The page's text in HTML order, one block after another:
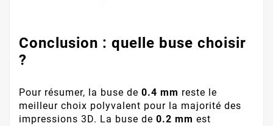
Conclusion : quelle buse choisir
?
Pour résumer, la buse de 0.4 mm reste le
meilleur choix polyvalent pour la majorité des
impressions 3D. La buse de 0.2 mm est